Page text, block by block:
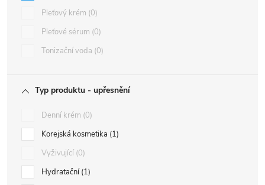
Pleťový krém 0
Pleťové sérum 0
Tonizační voda 0
Typ produktu - upřesnění
Denní krém 0
Korejská kosmetika 1
Vyživující 0
Hydratační 1